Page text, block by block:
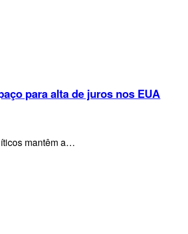
para alta de juros nos EUA
mantêm a…